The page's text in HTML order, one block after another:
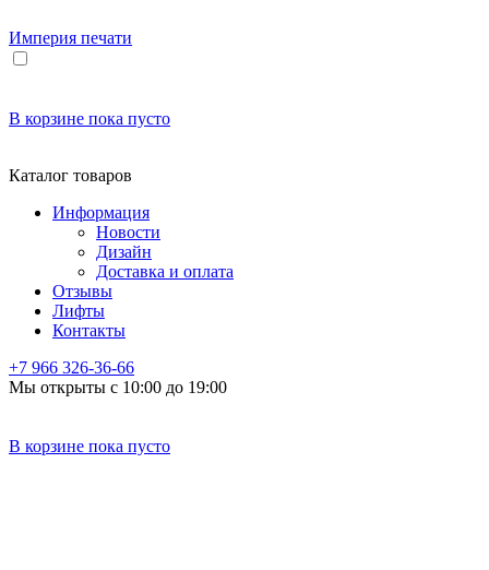
Империя печати
В корзине пока пусто
Каталог товаров
Информация
Новости
Дизайн
Доставка и оплата
Отзывы
Лифты
Контакты
+7 966 326-36-66
Мы открыты с 10:00 до 19:00
В корзине пока пусто